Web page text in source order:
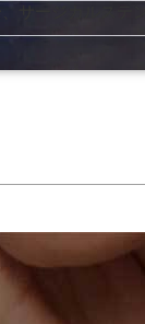
サージカルステ
サージカルステ